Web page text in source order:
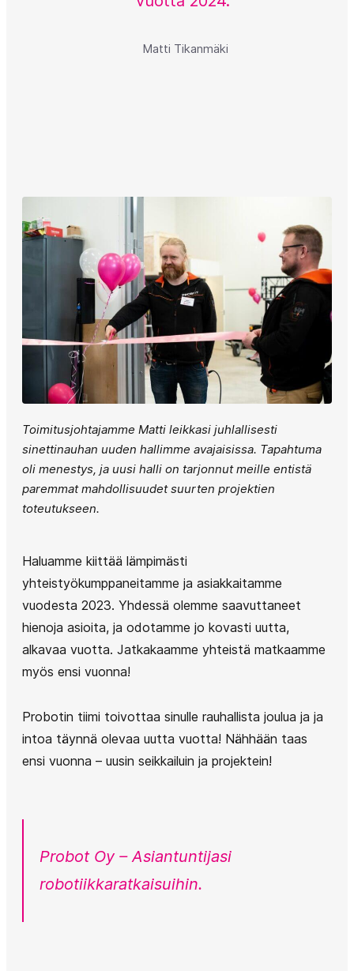
Matti Tikanmäki
Toimitusjohtajamme Matti leikkasi juhlallisesti
sinettinauhan uuden hallimme avajaisissa. Tapahtuma
oli menestys, ja uusi halli on tarjonnut meille entistä
paremmat mahdollisuudet suurten projektien
toteutukseen.
Haluamme kiittää lämpimästi
yhteistyökumppaneitamme ja asiakkaitamme
vuodesta 2023. Yhdessä olemme saavuttaneet
hienoja asioita, ja odotamme jo kovasti uutta,
alkavaa vuotta. Jatkakaamme yhteistä matkaamme
myös ensi vuonna!
Probotin tiimi toivottaa sinulle rauhallista joulua ja ja
intoa täynnä olevaa uutta vuotta! Nähhään taas
ensi vuonna – uusin seikkailuin ja projektein!
Probot Oy – Asiantuntijasi
robotiikkaratkaisuihin.